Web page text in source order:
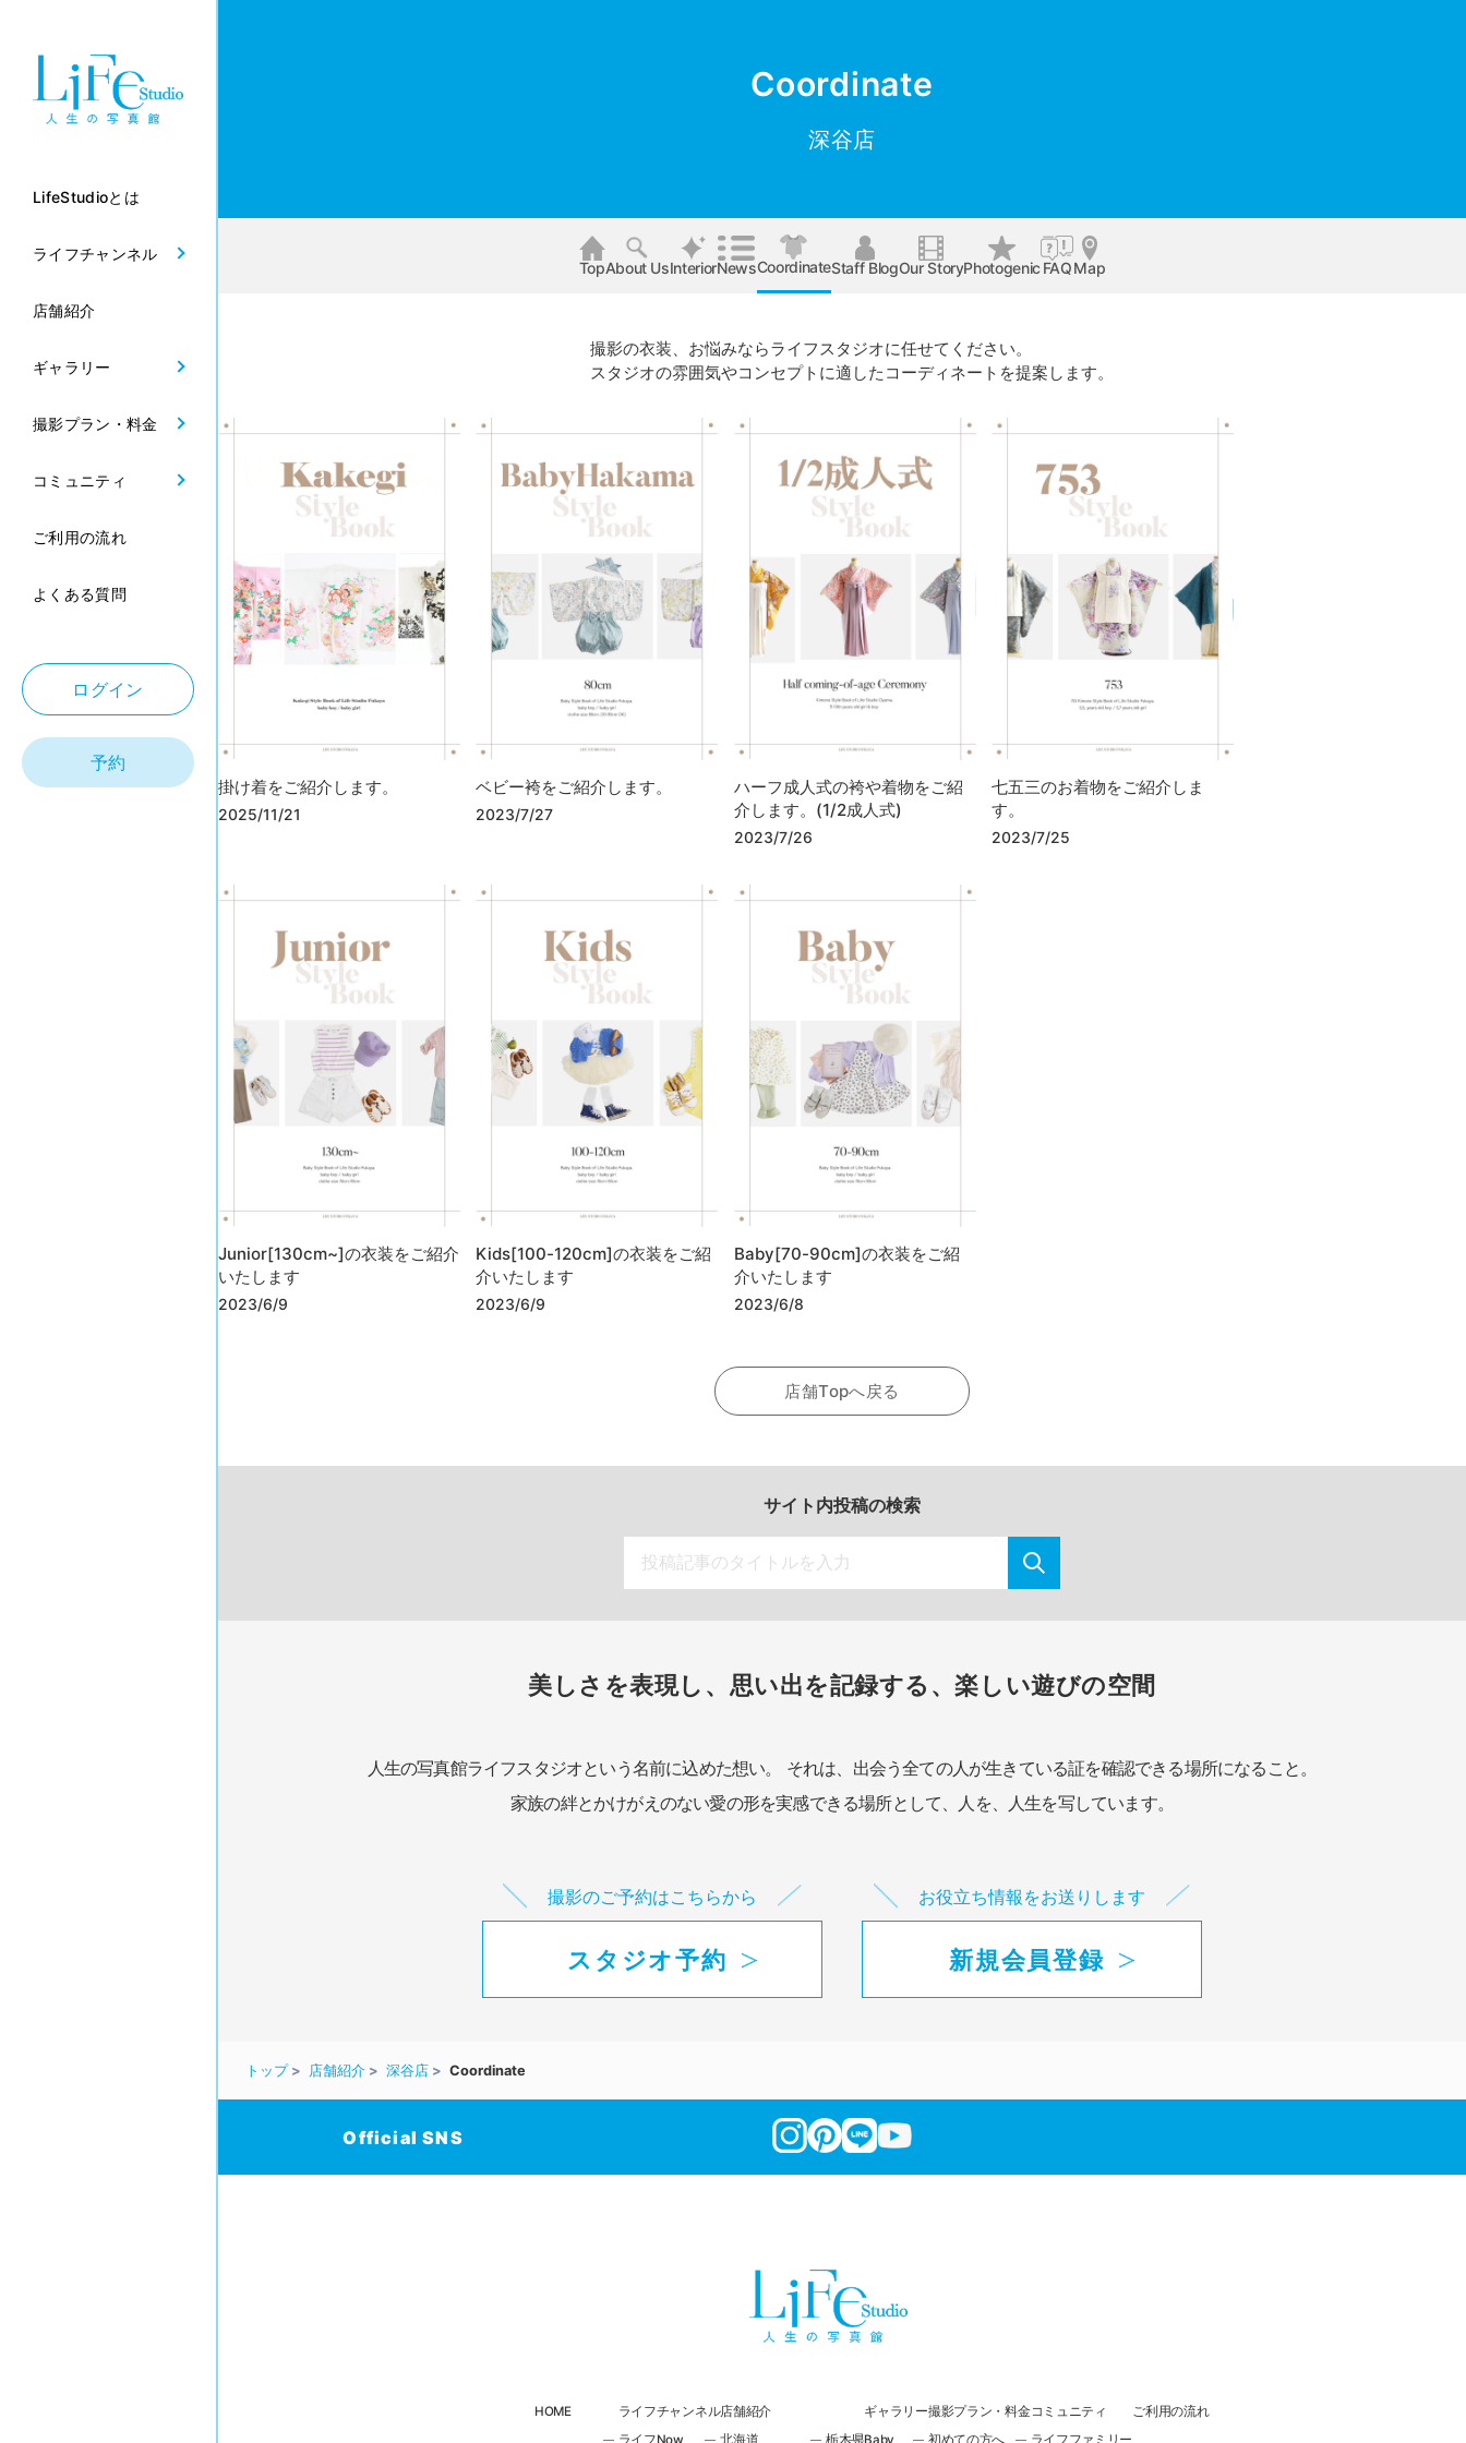
LifeStudioとは
ライフチャンネル
店舗紹介
ギャラリー
撮影プラン・料金
コミュニティ
ご利用の流れ
よくある質問
ログイン
予約
Coordinate
深谷店
TopAbout UsInteriorNewsCoordinateStaff BlogOur StoryPhotogenicFAQMap
撮影の衣装、お悩みならライフスタジオに任せてください。
スタジオの雰囲気やコンセプトに適したコーディネートを提案します。
掛け着をご紹介します。
2025/11/21
ベビー袴をご紹介します。
2023/7/27
ハーフ成人式の袴や着物をご紹
介します。(1/2成人式)
2023/7/26
七五三のお着物をご紹介しま
す。
2023/7/25
Junior[130cm~]の衣装をご紹介
いたします
2023/6/9
Kids[100-120cm]の衣装をご紹
介いたします
2023/6/9
Baby[70-90cm]の衣装をご紹
介いたします
2023/6/8
店舗Topへ戻る
サイト内投稿の検索
美しさを表現し、思い出を記録する、楽しい遊びの空間
人生の写真館ライフスタジオという名前に込めた想い。
それは、出会う全ての人が生きている証を確認できる場所になること。
家族の絆とかけがえのない愛の形を実感できる場所として、 人を、人生を写しています。
撮影のご予約はこちらから
スタジオ予約
お役立ち情報をお送りします
新規会員登録
トップ 店舗紹介 深谷店 Coordinate
Official SNS
HOME
ライフチャンネル
ライフNow
店舗紹介
北海道
栃木県
ギャラリー
Baby
撮影プラン・料金
初めての方へ
コミュニティ
ライフファミリー
ご利用の流れ